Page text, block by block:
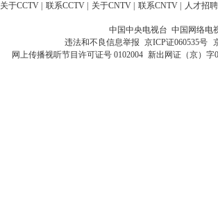
关于CCTV 联系CCTV 关于CNTV 联系CNTV 人才招聘
中国中央电视台 中国网络电
违法和不良信息举报 京ICP证060535号
网上传播视听节目许可证号 0102004 新出网证（京）